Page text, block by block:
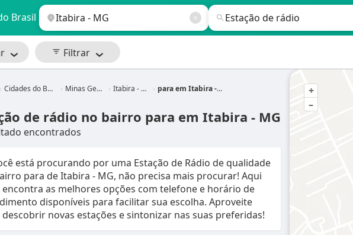
Brasil
Filtrar
Cidades do Brasil Minas Gerais Itabira - MG para em Itabira - MG
de rádio no bairro para em Itabira - MG
encontrados
está procurando por uma Estação de Rádio de qualidade
para de Itabira - MG, não precisa mais procurar! Aqui
encontra as melhores opções com telefone e horário de
disponíveis para facilitar sua escolha. Aproveite
descobrir novas estações e sintonizar nas suas preferidas!
+
–